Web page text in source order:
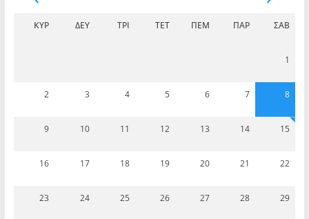
ΚΥΡ ΔΕΥ ΤΡΊ ΤΕΤ ΠΈΜ ΠΑΡ ΣΆΒ
1
2 3 4 5 6 7 8
9 10 11 12 13 14 15
16 17 18 19 20 21 22
23 24 25 26 27 28 29